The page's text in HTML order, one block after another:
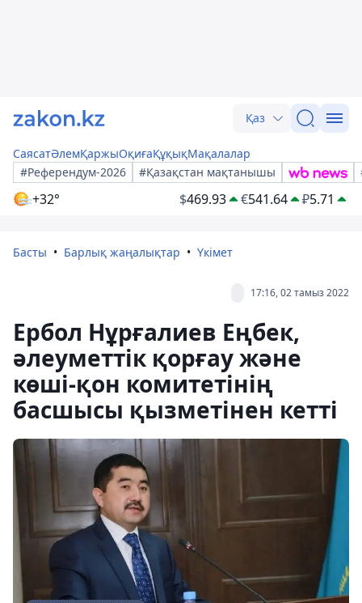
Қаз
СаясатӘлемҚаржыОқиғаҚұқықМақалалар
#Референдум-2026
#Қазақстан мақтанышы
+32° $469.93 €541.64 ₽5.71
Басты Барлық жаңалықтар Үкімет
17:16, 02 тамыз 2022
Ербол Нұрғалиев Еңбек,
әлеуметтік қорғау және
көші-қон комитетінің
басшысы қызметінен кетті